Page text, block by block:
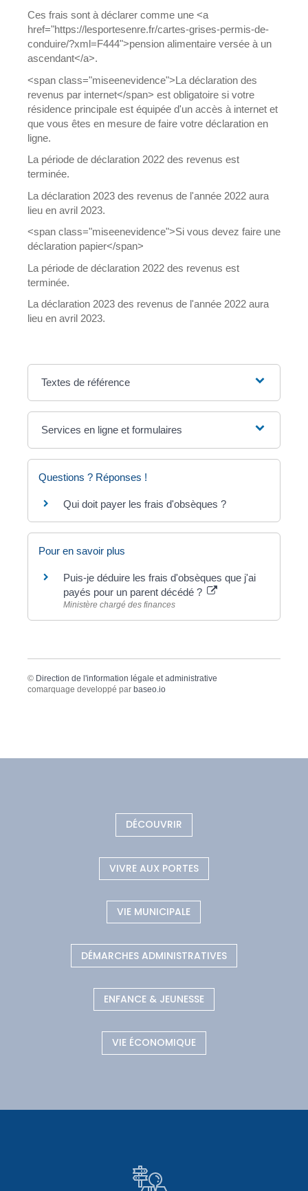
Ces frais sont à déclarer comme une <a
href="https://lesportesenre.fr/cartes-grises-permis-de-
conduire/?xml=F444">pension alimentaire versée à un
ascendant</a>.
<span class="miseenevidence">La déclaration des
revenus par internet</span> est obligatoire si votre
résidence principale est équipée d'un accès à internet et
que vous êtes en mesure de faire votre déclaration en
ligne.
La période de déclaration 2022 des revenus est
terminée.
La déclaration 2023 des revenus de l'année 2022 aura
lieu en avril 2023.
<span class="miseenevidence">Si vous devez faire une
déclaration papier</span>
La période de déclaration 2022 des revenus est
terminée.
La déclaration 2023 des revenus de l'année 2022 aura
lieu en avril 2023.
Textes de référence
Services en ligne et formulaires
Questions ? Réponses !
Qui doit payer les frais d'obsèques ?
Pour en savoir plus
Puis-je déduire les frais d'obsèques que j'ai
payés pour un parent décédé ?
Ministère chargé des finances
© Direction de l'information légale et administrative
comarquage developpé par baseo.io
DÉCOUVRIR
VIVRE AUX PORTES
VIE MUNICIPALE
DÉMARCHES ADMINISTRATIVES
ENFANCE & JEUNESSE
VIE ÉCONOMIQUE